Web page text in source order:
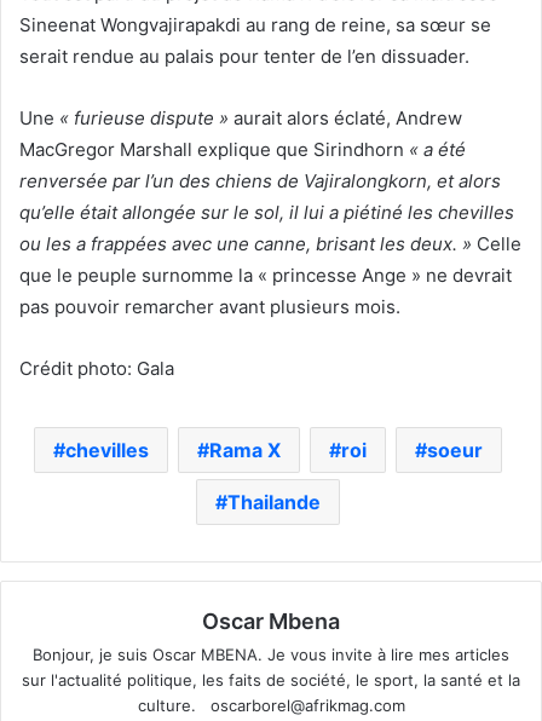
Sineenat Wongvajirapakdi au rang de reine, sa sœur se
serait rendue au palais pour tenter de l’en dissuader.
Une « furieuse dispute » aurait alors éclaté, Andrew
MacGregor Marshall explique que Sirindhorn « a été
renversée par l’un des chiens de Vajiralongkorn, et alors
qu’elle était allongée sur le sol, il lui a piétiné les chevilles
ou les a frappées avec une canne, brisant les deux. » Celle
que le peuple surnomme la « princesse Ange » ne devrait
pas pouvoir remarcher avant plusieurs mois.
Crédit photo: Gala
chevilles Rama X roi soeur
Thailande
Oscar Mbena
Bonjour, je suis Oscar MBENA. Je vous invite à lire mes articles
sur l'actualité politique, les faits de société, le sport, la santé et la
culture. oscarborel@afrikmag.com